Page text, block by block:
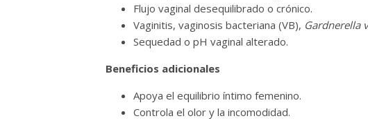
Flujo vaginal desequilibrado o crónico.
Vaginitis, vaginosis bacteriana (VB), Gardnerella
Sequedad o pH vaginal alterado.
Beneficios adicionales
Apoya el equilibrio íntimo femenino.
Controla el olor y la incomodidad.